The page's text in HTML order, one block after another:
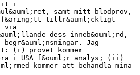
i
samt mitt blodprov,
tillr&auml;ckligt
via
dess inneb&ouml;rd,
begr&auml;nsningar. Jag
(i) provet kommer
i USA f&ouml;r analys; (ii)
kommer att behandla mina